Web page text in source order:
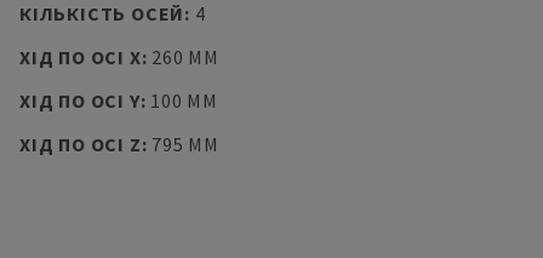
КІЛЬКІСТЬ ОСЕЙ: 4
ХІД ПО ОСІ X: 260 MM
ХІД ПО ОСІ Y: 100 MM
ХІД ПО ОСІ Z: 795 MM